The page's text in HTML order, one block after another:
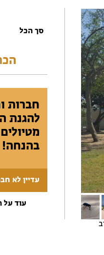
סך הכל
חברות
להגנת
בהנחה!
עדיין לא
עוד על